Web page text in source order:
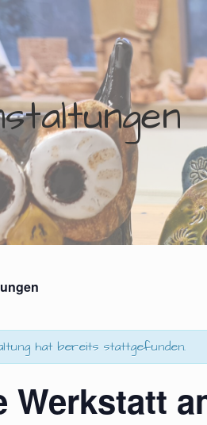
hat bereits stattgefunden.
Werkstatt